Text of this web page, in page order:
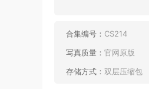
合集编号： CS214
写真质量： 官网原版
存储方式： 双层压缩包